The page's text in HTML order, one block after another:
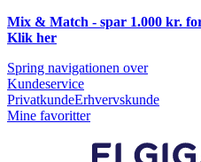
Mix & Match - spar 1.000 kr.
Klik her
Spring navigationen over
Kundeservice
PrivatkundeErhvervskunde
Mine favoritter